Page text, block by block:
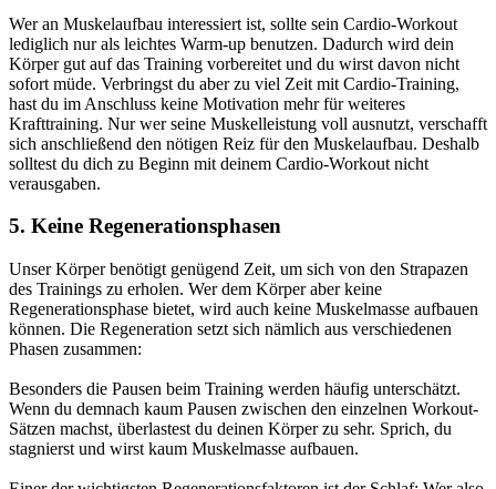
Wer an Muskelaufbau interessiert ist, sollte sein Cardio-Workout
lediglich nur als leichtes Warm-up benutzen. Dadurch wird dein
Körper gut auf das Training vorbereitet und du wirst davon nicht
sofort müde. Verbringst du aber zu viel Zeit mit Cardio-Training,
hast du im Anschluss keine Motivation mehr für weiteres
Krafttraining. Nur wer seine Muskelleistung voll ausnutzt, verschafft
sich anschließend den nötigen Reiz für den Muskelaufbau. Deshalb
solltest du dich zu Beginn mit deinem Cardio-Workout nicht
verausgaben.
5. Keine Regenerationsphasen
Unser Körper benötigt genügend Zeit, um sich von den Strapazen
des Trainings zu erholen. Wer dem Körper aber keine
Regenerationsphase bietet, wird auch keine Muskelmasse aufbauen
können. Die Regeneration setzt sich nämlich aus verschiedenen
Phasen zusammen:
Besonders die Pausen beim Training werden häufig unterschätzt.
Wenn du demnach kaum Pausen zwischen den einzelnen Workout-
Sätzen machst, überlastest du deinen Körper zu sehr. Sprich, du
stagnierst und wirst kaum Muskelmasse aufbauen.